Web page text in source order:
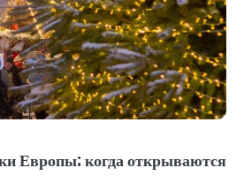
Европы: когда открываются